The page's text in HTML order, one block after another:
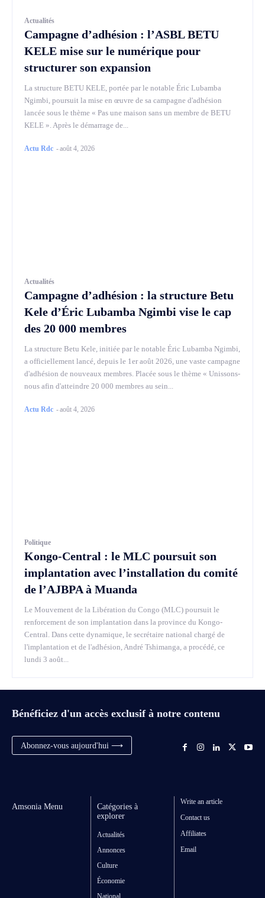
Actualités
Campagne d’adhésion : l’ASBL BETU
KELE mise sur le numérique pour
structurer son expansion
La structure BETU KELE, portée par le notable Éric Lubamba
Ngimbi, poursuit la mise en œuvre de sa campagne d'adhésion
lancée sous le thème « Pas une maison sans un membre de BETU
KELE ». Après le démarrage de...
Actu Rdc -août 4, 2026
Actualités
Campagne d’adhésion : la structure Betu
Kele d’Éric Lubamba Ngimbi vise le cap
des 20 000 membres
La structure Betu Kele, initiée par le notable Éric Lubamba Ngimbi,
a officiellement lancé, depuis le 1er août 2026, une vaste campagne
d'adhésion de nouveaux membres. Placée sous le thème « Unissons-
nous afin d'atteindre 20 000 membres au sein...
Actu Rdc -août 4, 2026
Politique
Kongo-Central : le MLC poursuit son
implantation avec l’installation du comité
de l’AJBPA à Muanda
Le Mouvement de la Libération du Congo (MLC) poursuit le
renforcement de son implantation dans la province du Kongo-
Central. Dans cette dynamique, le secrétaire national chargé de
l'implantation et de l'adhésion, André Tshimanga, a procédé, ce
lundi 3 août...
Bénéficiez d'un accès exclusif à notre contenu
Abonnez-vous aujourd'hui ⟶
Amsonia Menu
Catégories à
explorer
Actualités
Annonces
Culture
Économie
Write an article
Contact us
Affiliates
Email